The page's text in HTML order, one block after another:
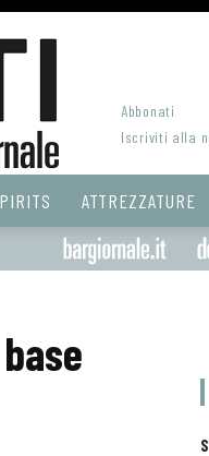
Abbonati
Iscriviti alla
ATTREZZATURE